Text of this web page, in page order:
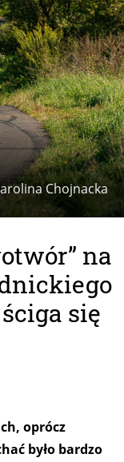
Chojnacka
na
się
oprócz
było bardzo